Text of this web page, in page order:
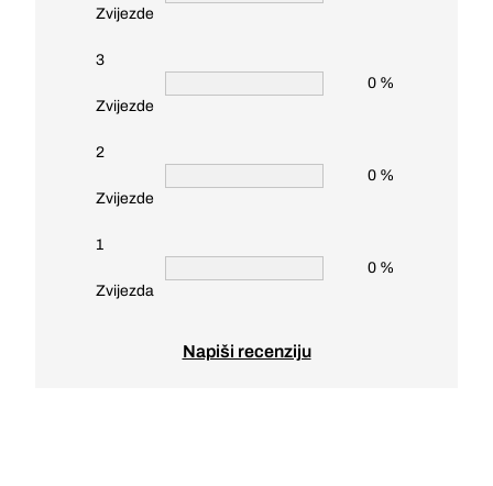
Zvijezde
3
Zvijezde
0 %
2
Zvijezde
0 %
1
Zvijezda
0 %
Napiši recenziju